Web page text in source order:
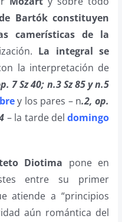
Bartók constituyen
camerísticas de la
La integral se
la interpretación de
7 Sz 40; n.3 Sz 85 y n.5
y los pares – n.2, op.
– la tarde deldomingo
Diotima pone en
entre su primer
atiende a “principios
aún romántica del